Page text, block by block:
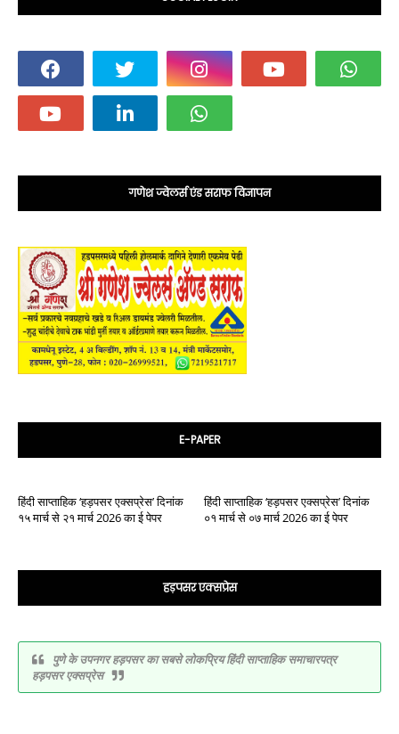
गणेश ज्वेलर्स एंड सराफ विज्ञापन
E-PAPER
हिंदी साप्ताहिक ‘हड़पसर एक्सप्रेस’ दिनांक
१५ मार्च से २१ मार्च 2026 का ई पेपर
हिंदी साप्ताहिक ‘हड़पसर एक्सप्रेस’ दिनांक
०१ मार्च से ०७ मार्च 2026 का ई पेपर
हड़पसर एक्सप्रेस
पुणे के उपनगर हड़पसर का सबसे लोकप्रिय हिंदी साप्ताहिक समाचारपत्र
हड़पसर एक्सप्रेस